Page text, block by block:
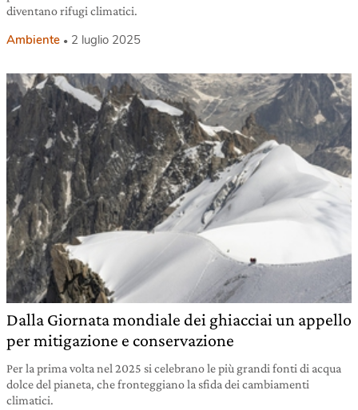
diventano rifugi climatici.
Ambiente 2 luglio 2025
Dalla Giornata mondiale dei ghiacciai un appello
per mitigazione e conservazione
Per la prima volta nel 2025 si celebrano le più grandi fonti di acqua
dolce del pianeta, che fronteggiano la sfida dei cambiamenti
climatici.